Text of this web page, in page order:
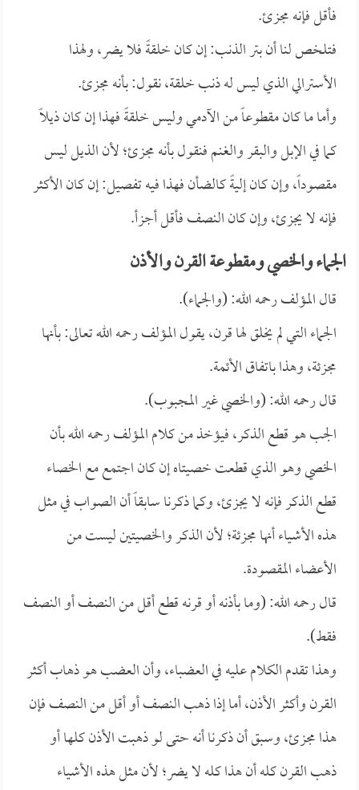
فأقل فإنه مجزئ.
فتلخص لنا أن بتر الذنب: إن كان خلقةً فلا يضر، ولهذا
الأسترالي الذي ليس له ذنب خلقة، نقول: بأنه مجزئ.
وأما ما كان مقطوعاً من الآدمي وليس خلقةً فهذا إن كان ذيلاً
كما في الإبل والبقر والغنم فنقول بأنه مجزئ؛ لأن الذيل ليس
مقصوداً، وإن كان إليةً كالضأن فهذا فيه تفصيل: إن كان الأكثر
فإنه لا يجزئ، وإن كان النصف فأقل أجزأ.
الجماء والخصي ومقطوعة القرن والأذن
قال المؤلف رحمه الله: (والجماء).
الجماء التي لم يخلق لها قرن، يقول المؤلف رحمه الله تعالى: بأنها
مجزئة، وهذا باتفاق الأئمة.
قال رحمه الله: (والخصي غير المجبوب).
الجب هو قطع الذكر، فيؤخذ من كلام المؤلف رحمه الله بأن
الخصي وهو الذي قطعت خصيتاه إن كان اجتمع مع الخصاء
قطع الذكر فإنه لا يجزئ، وكما ذكرنا سابقاً أن الصواب في مثل
هذه الأشياء أنها مجزئة؛ لأن الذكر والخصيتين ليست من
الأعضاء المقصودة.
قال رحمه الله: (وما بأذنه أو قرنه قطع أقل من النصف أو النصف
فقط).
وهذا تقدم الكلام عليه في العضباء، وأن العضب هو ذهاب أكثر
القرن وأكثر الأذن، أما إذا ذهب النصف أو أقل من النصف فإن
هذا مجزئ، وسبق أن ذكرنا أنه حتى لو ذهبت الأذن كلها أو
ذهب القرن كله أن هذا كله لا يضر؛ لأن مثل هذه الأشياء